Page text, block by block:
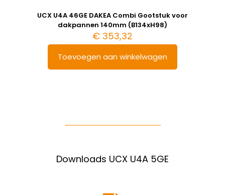
UCX U4A 46GE DAKEA Combi Gootstuk voor
dakpannen 140mm (B134xH98)
€ 353,32
Toevoegen aan winkelwagen
Downloads UCX U4A 5GE